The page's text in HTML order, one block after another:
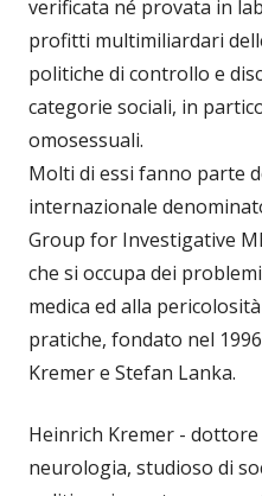
verificata né provata in
profitti multimiliardari
politiche di controllo e
categorie sociali, in
omosessuali.
Molti di essi fanno parte
internazionale
Group for Investigative
che si occupa dei
medica ed alla
pratiche, fondato nel
Kremer e Stefan Lanka.
Heinrich Kremer -
neurologia, studioso di